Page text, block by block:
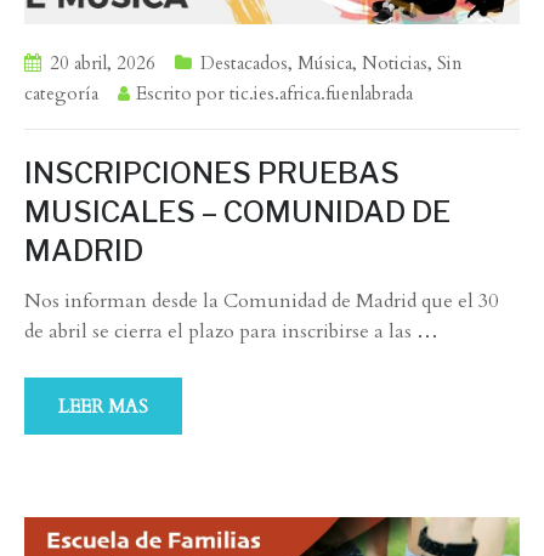
20 abril, 2026 Destacados, Música, Noticias, Sin
categoría
Escrito por tic.ies.africa.fuenlabrada
INSCRIPCIONES PRUEBAS
MUSICALES – COMUNIDAD DE
MADRID
Nos informan desde la Comunidad de Madrid que el 30
de abril se cierra el plazo para inscribirse a las …
LEER MAS